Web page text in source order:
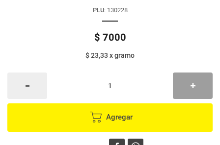
PLU: 130228
$ 7000
$ 23,33 xgramo
Agregar